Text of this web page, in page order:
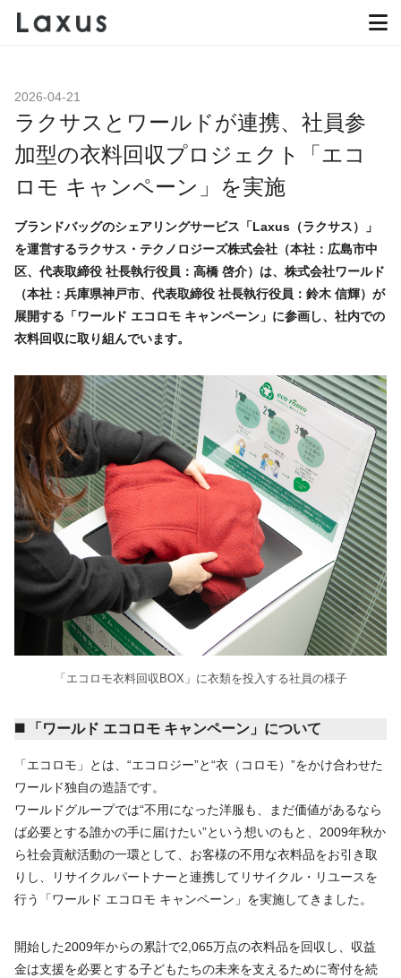
2026-04-21
ラクサスとワールドが連携、社員参
加型の衣料回収プロジェクト「エコ
ロモ キャンペーン」を実施
ブランドバッグのシェアリングサービス「Laxus（ラクサス）」
を運営するラクサス・テクノロジーズ株式会社（本社：広島市中
区、代表取締役 社長執行役員：高橋 啓介）は、株式会社ワールド
（本社：兵庫県神戸市、代表取締役 社長執行役員：鈴木 信輝）が
展開する「ワールド エコロモ キャンペーン」に参画し、社内での
衣料回収に取り組んでいます。
「エコロモ衣料回収BOX」に衣類を投入する社員の様子
◼️ 「ワールド エコロモ キャンペーン」について
「エコロモ」とは、“エコロジー”と“衣（コロモ）”をかけ合わせた
ワールド独自の造語です。
ワールドグループでは“不用になった洋服も、まだ価値があるなら
ば必要とする誰かの手に届けたい”という想いのもと、2009年秋か
ら社会貢献活動の一環として、お客様の不用な衣料品をお引き取
りし、リサイクルパートナーと連携してリサイクル・リユースを
行う「ワールド エコロモ キャンペーン」を実施してきました。
開始した2009年からの累計で2,065万点の衣料品を回収し、収益
金は支援を必要とする子どもたちの未来を支えるために寄付を続